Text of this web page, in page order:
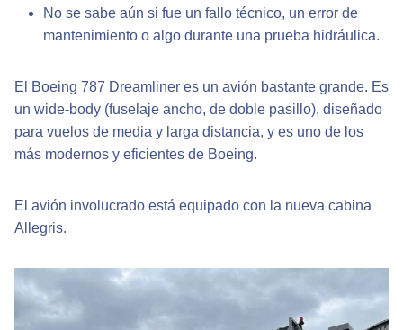
No se sabe aún si fue un fallo técnico, un error de
mantenimiento o algo durante una prueba hidráulica.
El Boeing 787 Dreamliner es un avión bastante grande. Es
un wide-body (fuselaje ancho, de doble pasillo), diseñado
para vuelos de media y larga distancia, y es uno de los
más modernos y eficientes de Boeing.
El avión involucrado está equipado con la nueva cabina
Allegris.